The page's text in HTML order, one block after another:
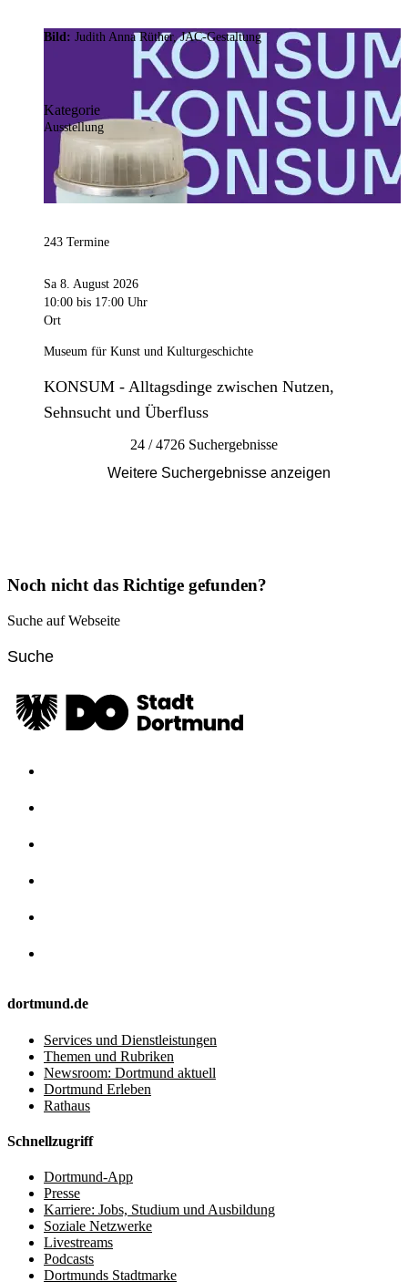
Bild: Judith Anna Rüther, JAC-Gestaltung
Kategorie
Ausstellung
243 Termine
Sa 8. August 2026
10:00 bis 17:00 Uhr
Ort
Museum für Kunst und Kulturgeschichte
KONSUM - Alltagsdinge zwischen Nutzen,
Sehnsucht und Überfluss
24 / 4726 Suchergebnisse
Weitere Suchergebnisse anzeigen
Noch nicht das Richtige gefunden?
Suche auf Webseite
dortmund.de
Services und Dienstleistungen
Themen und Rubriken
Newsroom: Dortmund aktuell
Dortmund Erleben
Rathaus
Schnellzugriff
Dortmund-App
Presse
Karriere: Jobs, Studium und Ausbildung
Soziale Netzwerke
Livestreams
Podcasts
Dortmunds Stadtmarke